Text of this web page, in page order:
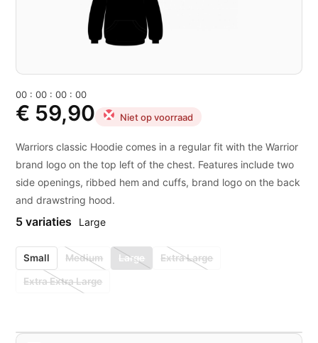
00 :00 :00 :00
€ 59,90 Niet op voorraad
Warriors classic Hoodie comes in a regular fit with the Warrior
brand logo on the top left of the chest. Features include two
side openings, ribbed hem and cuffs, brand logo on the back
and drawstring hood.
5 variaties Large
Small Medium Large Extra Large
Extra Extra Large